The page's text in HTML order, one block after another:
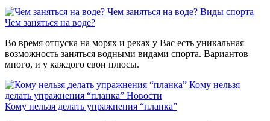
Чем заняться на воде? Виды спорта
Чем заняться на воде?
Во время отпуска на морях и реках у Вас есть уникальная
возможность заняться водными видами спорта. Вариантов
много, и у каждого свои плюсы.
Кому нельзя
делать упражнения “планка” Новости
Кому нельзя делать упражнения “планка”